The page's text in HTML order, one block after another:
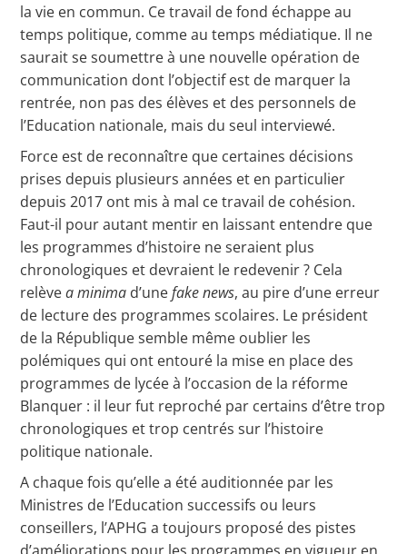
la vie en commun. Ce travail de fond échappe au
temps politique, comme au temps médiatique. Il ne
saurait se soumettre à une nouvelle opération de
communication dont l’objectif est de marquer la
rentrée, non pas des élèves et des personnels de
l’Education nationale, mais du seul interviewé.
Force est de reconnaître que certaines décisions
prises depuis plusieurs années et en particulier
depuis 2017 ont mis à mal ce travail de cohésion.
Faut-il pour autant mentir en laissant entendre que
les programmes d’histoire ne seraient plus
chronologiques et devraient le redevenir ? Cela
relèvea minima d’unefake news, au pire d’une erreur
de lecture des programmes scolaires. Le président
de la République semble même oublier les
polémiques qui ont entouré la mise en place des
programmes de lycée à l’occasion de la réforme
Blanquer : il leur fut reproché par certains d’être trop
chronologiques et trop centrés sur l’histoire
politique nationale.
A chaque fois qu’elle a été auditionnée par les
Ministres de l’Education successifs ou leurs
conseillers, l’APHG a toujours proposé des pistes